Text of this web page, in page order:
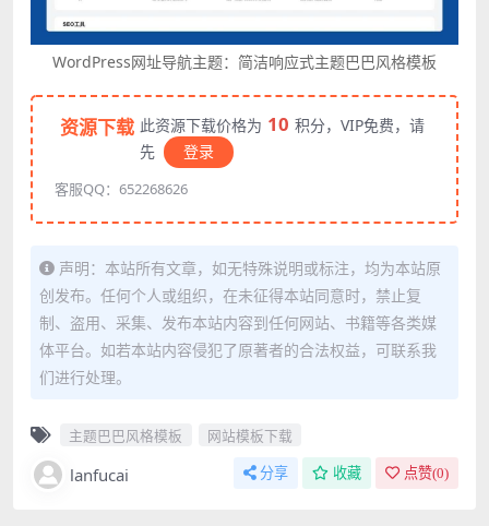
WordPress网址导航主题：简洁响应式主题巴巴风格模板
资源下载 此资源下载价格为 10 积分，VIP免费，请
先
登录
客服QQ：652268626
声明：本站所有文章，如无特殊说明或标注，均为本站原
创发布。任何个人或组织，在未征得本站同意时，禁止复
制、盗用、采集、发布本站内容到任何网站、书籍等各类媒
体平台。如若本站内容侵犯了原著者的合法权益，可联系我
们进行处理。
主题巴巴风格模板 网站模板下载
lanfucai 分享 收藏 点赞(0)